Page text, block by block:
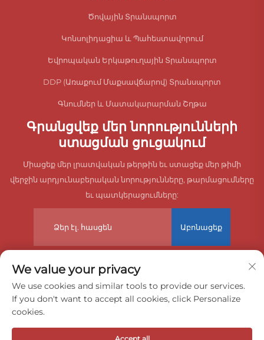
Ծովային Տրանսպորտ
Կոնսոլիդացիա և Պահեստավորում
Եվրոպական Երկաթուղային Տրանսպորտ
DDP (Առաքում Մաքսավճարով) Տրանսպորտ
Գնումներ և Մատակարարման Շղթա
Գրանցվեք մեր նորությունների
ստացման ցուցակում
Միացեք մեր լրատվական թերթին եւ ստացեք մեր թիմի
վերջին արդյունաբերական նորությունները, թարմացումները
եւ պատկերացումները:
Աբոնացեք
© 2026 Չինաստանի Դոնգգուանի Zeyuan International
Freight Agency Co., Ltd: Պահպանված է բոլոր իրավունքները:
We value your privacy
We use cookies and similar tools to provide our services.
If you don't want to accept all cookies, click Personalize
cookies.